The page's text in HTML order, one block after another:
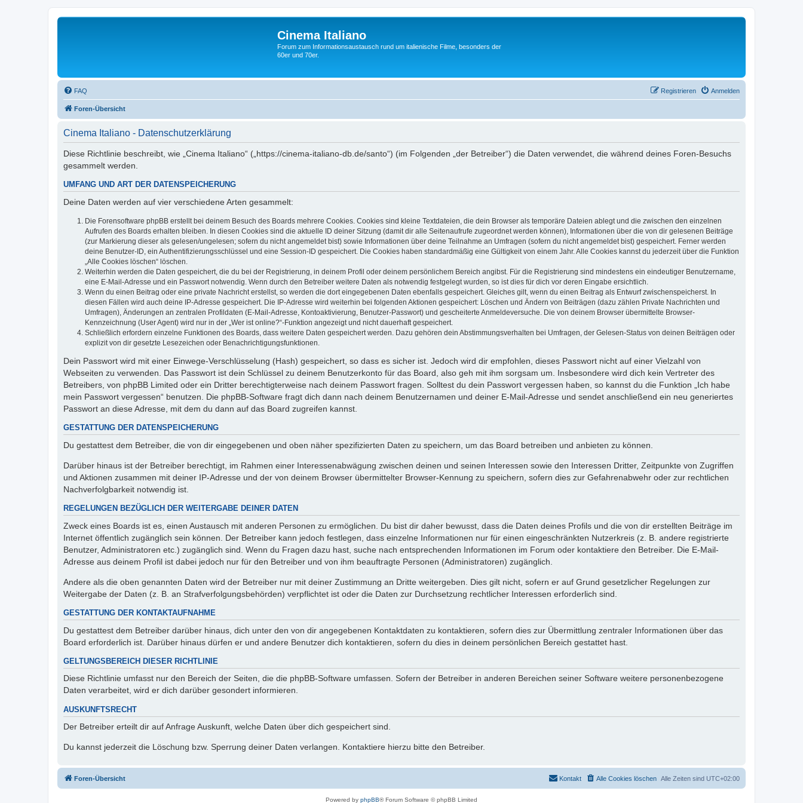
Cinema Italiano
Forum zum Informationsaustausch rund um italienische Filme, besonders der
60er und 70er.
FAQ Anmelden
Registrieren
Foren-Übersicht
Cinema Italiano - Datenschutzerklärung
Diese Richtlinie beschreibt, wie „Cinema Italiano“ („https://cinema-italiano-db.de/santo“) (im Folgenden „der Betreiber“) die Daten verwendet, die während deines Foren-Besuchs
gesammelt werden.
UMFANG UND ART DER DATENSPEICHERUNG
Deine Daten werden auf vier verschiedene Arten gesammelt:
Die Forensoftware phpBB erstellt bei deinem Besuch des Boards mehrere Cookies. Cookies sind kleine Textdateien, die dein Browser als temporäre Dateien ablegt und die zwischen den einzelnen
Aufrufen des Boards erhalten bleiben. In diesen Cookies sind die aktuelle ID deiner Sitzung (damit dir alle Seitenaufrufe zugeordnet werden können), Informationen über die von dir gelesenen Beiträge
(zur Markierung dieser als gelesen/ungelesen; sofern du nicht angemeldet bist) sowie Informationen über deine Teilnahme an Umfragen (sofern du nicht angemeldet bist) gespeichert. Ferner werden
deine Benutzer-ID, ein Authentifizierungsschlüssel und eine Session-ID gespeichert. Die Cookies haben standardmäßig eine Gültigkeit von einem Jahr. Alle Cookies kannst du jederzeit über die Funktion
„Alle Cookies löschen“ löschen.
Weiterhin werden die Daten gespeichert, die du bei der Registrierung, in deinem Profil oder deinem persönlichem Bereich angibst. Für die Registrierung sind mindestens ein eindeutiger Benutzername,
eine E-Mail-Adresse und ein Passwort notwendig. Wenn durch den Betreiber weitere Daten als notwendig festgelegt wurden, so ist dies für dich vor deren Eingabe ersichtlich.
Wenn du einen Beitrag oder eine private Nachricht erstellst, so werden die dort eingegebenen Daten ebenfalls gespeichert. Gleiches gilt, wenn du einen Beitrag als Entwurf zwischenspeicherst. In
diesen Fällen wird auch deine IP-Adresse gespeichert. Die IP-Adresse wird weiterhin bei folgenden Aktionen gespeichert: Löschen und Ändern von Beiträgen (dazu zählen Private Nachrichten und
Umfragen), Änderungen an zentralen Profildaten (E-Mail-Adresse, Kontoaktivierung, Benutzer-Passwort) und gescheiterte Anmeldeversuche. Die von deinem Browser übermittelte Browser-
Kennzeichnung (User Agent) wird nur in der „Wer ist online?“-Funktion angezeigt und nicht dauerhaft gespeichert.
Schließlich erfordern einzelne Funktionen des Boards, dass weitere Daten gespeichert werden. Dazu gehören dein Abstimmungsverhalten bei Umfragen, der Gelesen-Status von deinen Beiträgen oder
explizit von dir gesetzte Lesezeichen oder Benachrichtigungsfunktionen.
Dein Passwort wird mit einer Einwege-Verschlüsselung (Hash) gespeichert, so dass es sicher ist. Jedoch wird dir empfohlen, dieses Passwort nicht auf einer Vielzahl von
Webseiten zu verwenden. Das Passwort ist dein Schlüssel zu deinem Benutzerkonto für das Board, also geh mit ihm sorgsam um. Insbesondere wird dich kein Vertreter des
Betreibers, von phpBB Limited oder ein Dritter berechtigterweise nach deinem Passwort fragen. Solltest du dein Passwort vergessen haben, so kannst du die Funktion „Ich habe
mein Passwort vergessen“ benutzen. Die phpBB-Software fragt dich dann nach deinem Benutzernamen und deiner E-Mail-Adresse und sendet anschließend ein neu generiertes
Passwort an diese Adresse, mit dem du dann auf das Board zugreifen kannst.
GESTATTUNG DER DATENSPEICHERUNG
Du gestattest dem Betreiber, die von dir eingegebenen und oben näher spezifizierten Daten zu speichern, um das Board betreiben und anbieten zu können.
Darüber hinaus ist der Betreiber berechtigt, im Rahmen einer Interessenabwägung zwischen deinen und seinen Interessen sowie den Interessen Dritter, Zeitpunkte von Zugriffen
und Aktionen zusammen mit deiner IP-Adresse und der von deinem Browser übermittelter Browser-Kennung zu speichern, sofern dies zur Gefahrenabwehr oder zur rechtlichen
Nachverfolgbarkeit notwendig ist.
REGELUNGEN BEZÜGLICH DER WEITERGABE DEINER DATEN
Zweck eines Boards ist es, einen Austausch mit anderen Personen zu ermöglichen. Du bist dir daher bewusst, dass die Daten deines Profils und die von dir erstellten Beiträge im
Internet öffentlich zugänglich sein können. Der Betreiber kann jedoch festlegen, dass einzelne Informationen nur für einen eingeschränkten Nutzerkreis (z. B. andere registrierte
Benutzer, Administratoren etc.) zugänglich sind. Wenn du Fragen dazu hast, suche nach entsprechenden Informationen im Forum oder kontaktiere den Betreiber. Die E-Mail-
Adresse aus deinem Profil ist dabei jedoch nur für den Betreiber und von ihm beauftragte Personen (Administratoren) zugänglich.
Andere als die oben genannten Daten wird der Betreiber nur mit deiner Zustimmung an Dritte weitergeben. Dies gilt nicht, sofern er auf Grund gesetzlicher Regelungen zur
Weitergabe der Daten (z. B. an Strafverfolgungsbehörden) verpflichtet ist oder die Daten zur Durchsetzung rechtlicher Interessen erforderlich sind.
GESTATTUNG DER KONTAKTAUFNAHME
Du gestattest dem Betreiber darüber hinaus, dich unter den von dir angegebenen Kontaktdaten zu kontaktieren, sofern dies zur Übermittlung zentraler Informationen über das
Board erforderlich ist. Darüber hinaus dürfen er und andere Benutzer dich kontaktieren, sofern du dies in deinem persönlichen Bereich gestattet hast.
GELTUNGSBEREICH DIESER RICHTLINIE
Diese Richtlinie umfasst nur den Bereich der Seiten, die die phpBB-Software umfassen. Sofern der Betreiber in anderen Bereichen seiner Software weitere personenbezogene
Daten verarbeitet, wird er dich darüber gesondert informieren.
AUSKUNFTSRECHT
Der Betreiber erteilt dir auf Anfrage Auskunft, welche Daten über dich gespeichert sind.
Du kannst jederzeit die Löschung bzw. Sperrung deiner Daten verlangen. Kontaktiere hierzu bitte den Betreiber.
Foren-Übersicht Alle Zeiten sind UTC+02:00
Alle Cookies löschen
Kontakt
Powered by phpBB® Forum Software © phpBB Limited